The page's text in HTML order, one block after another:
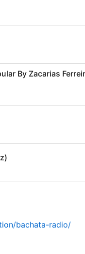
By Zacarias
bachata-radio/